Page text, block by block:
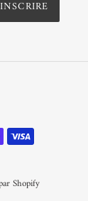
Shopify